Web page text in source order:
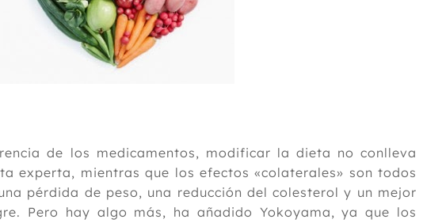
de los medicamentos, modificar la dieta no conlleva
experta, mientras que los efectos «colaterales» son todos
pérdida de peso, una reducción del colesterol y un mejor
Pero hay algo más, ha añadido Yokoyama, ya que los